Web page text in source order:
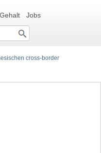
Gehalt Jobs
cross-border